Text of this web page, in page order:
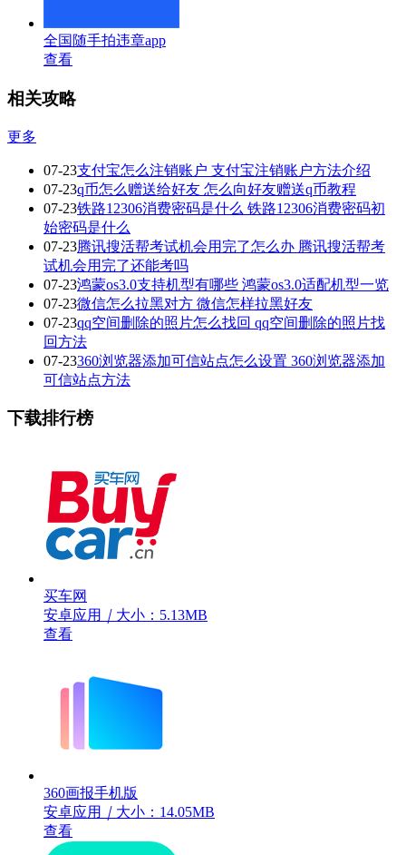
全国随手拍违章app
查看
相关攻略
更多
07-23支付宝怎么注销账户 支付宝注销账户方法介绍
07-23q币怎么赠送给好友 怎么向好友赠送q币教程
07-23铁路12306消费密码是什么 铁路12306消费密码初
始密码是什么
07-23腾讯搜活帮考试机会用完了怎么办 腾讯搜活帮考
试机会用完了还能考吗
07-23鸿蒙os3.0支持机型有哪些 鸿蒙os3.0适配机型一览
07-23微信怎么拉黑对方 微信怎样拉黑好友
07-23qq空间删除的照片怎么找回 qq空间删除的照片找
回方法
07-23360浏览器添加可信站点怎么设置 360浏览器添加
可信站点方法
下载排行榜
买车网
安卓应用 ｜ 大小：5.13MB
查看
360画报手机版
安卓应用 ｜ 大小：14.05MB
查看